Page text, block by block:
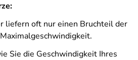
liefern oft nur einen Bruchteil der
Sie die Geschwindigkeit Ihres